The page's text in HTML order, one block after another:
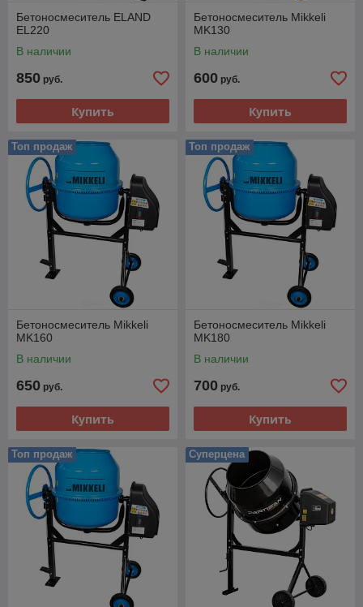
Бетоносмеситель ELAND
EL220
В наличии
850 руб.
Купить
Бетоносмеситель Mikkeli
MK130
В наличии
600 руб.
Купить
Топ продаж
Бетоносмеситель Mikkeli
MK160
В наличии
650 руб.
Купить
Топ продаж
Бетоносмеситель Mikkeli
MK180
В наличии
700 руб.
Купить
Топ продаж Суперцена